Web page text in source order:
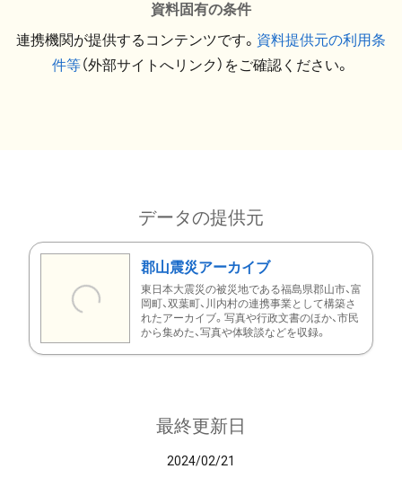
資料固有の条件
連携機関が提供するコンテンツです。 資料提供元の利用条
件等（外部サイトへリンク）をご確認ください。
データの提供元
郡山震災アーカイブ
東日本大震災の被災地である福島県郡山市、富
岡町、双葉町、川内村の連携事業として構築さ
れたアーカイブ。写真や行政文書のほか、市民
から集めた、写真や体験談などを収録。
最終更新日
2024/02/21